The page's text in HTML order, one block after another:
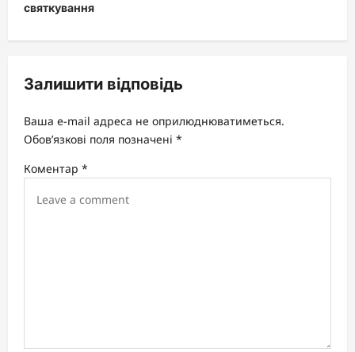
n
a
i
a
i
святкування
Залишити відповідь
Ваша e-mail адреса не оприлюднюватиметься.
Обов’язкові поля позначені *
Коментар *